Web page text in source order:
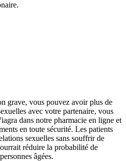
grave, vous pouvez avoir plus de
avec votre partenaire, vous
dans notre pharmacie en ligne et
en toute sécurité. Les patients
sexuelles sans souffrir de
réduire la probabilité de
âgées.